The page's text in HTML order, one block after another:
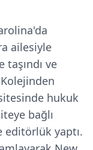
ailesiyle
taşındı ve
hukuk
bağlı
editörlük yaptı.